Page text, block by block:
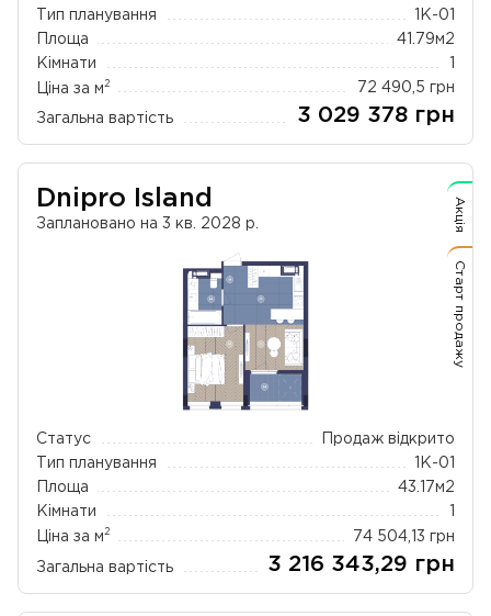
Тип планування
1К-01
Площа
41.79м2
Кімнати
Ціна за м 2 72 490,5 грн
Загальна вартість 3 029 378 грн
Dnipro Island
Заплановано на 3 кв. 2028 р.
Статус
Продаж відкрито
Тип планування
1К-01
Площа
43.17 м2
Кімнати
Ціна за м 2 74 504,13 грн
Загальна вартість 3 216 343,29 грн
Акція
Старт продажу